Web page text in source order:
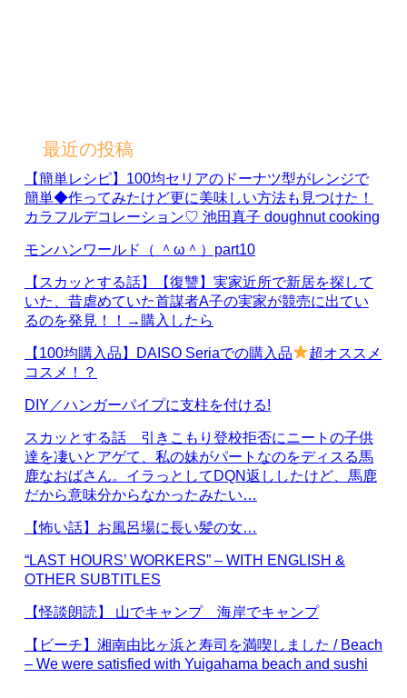
最近の投稿
【簡単レシピ】100均セリアのドーナツ型がレンジで
簡単◆作ってみたけど更に美味しい方法も見つけた！
カラフルデコレーション♡ 池田真子 doughnut cooking
モンハンワールド（ ＾ω＾）part10
【スカッとする話】【復讐】実家近所で新居を探して
いた、昔虐めていた首謀者A子の実家が競売に出てい
るのを発見！！→購入したら
【100均購入品】DAISO Seriaでの購入品
超オススメ
コスメ！？
DIY／ハンガーパイプに支柱を付ける!
スカッとする話 引きこもり登校拒否にニートの子供
達を凄いとアゲて、私の妹がパートなのをディスる馬
鹿なおばさん。イラっとしてDQN返ししたけど、馬鹿
だから意味分からなかったみたい…
【怖い話】お風呂場に長い髪の女…
“LAST HOURS’ WORKERS” – WITH ENGLISH &
OTHER SUBTITLES
【怪談朗読】 山でキャンプ 海岸でキャンプ
【ビーチ】湘南由比ヶ浜と寿司を満喫しました / Beach
– We were satisfied with Yuigahama beach and sushi